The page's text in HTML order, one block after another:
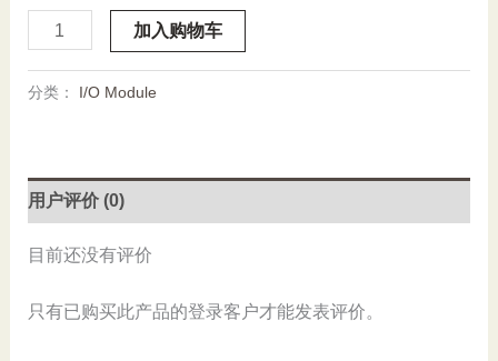
Stock,
Fuji,
MU1,
Used
量
加入购物车
分类： I/O Module
用户评价 (0)
目前还没有评价
只有已购买此产品的登录客户才能发表评价。